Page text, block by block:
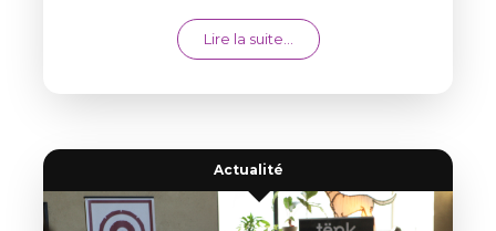
Lire la suite… from APPEL À FILMS
Actualité